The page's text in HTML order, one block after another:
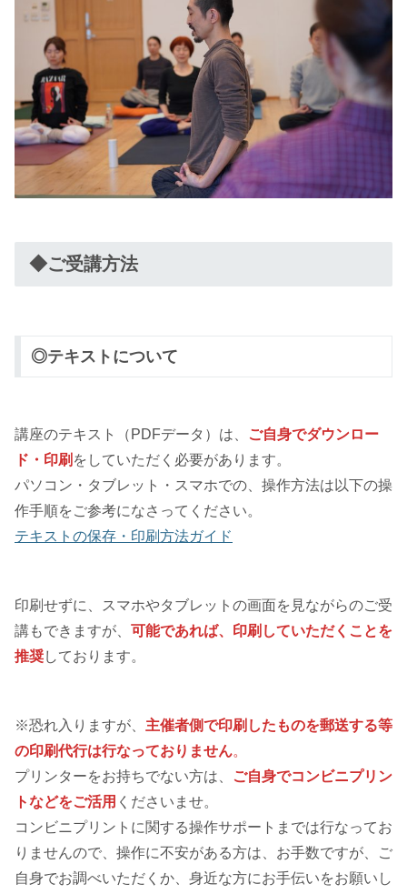
◆ご受講方法
◎テキストについて
講座のテキスト（PDFデータ）は、
ご自身でダウンロー
ド・印刷 をしていただく必要があります。
パソコン・タブレット・スマホでの、操作方法は以下の操
作手順をご参考になさってください。
テキストの保存・印刷方法ガイド
印刷せずに、スマホやタブレットの画面を見ながらのご受
講もできますが、 可能であれば、印刷していただくことを
推奨しております。
※恐れ入りますが、 主催者側で印刷したものを郵送する等
の印刷代行は行なっておりません。
プリンターをお持ちでない方は、
ご自身でコンビニプリン
トなどをご活用 くださいませ。
コンビニプリントに関する操作サポートまでは行なってお
りませんので、操作に不安がある方は、お手数ですが、ご
自身でお調べいただくか、身近な方にお手伝いをお願いし